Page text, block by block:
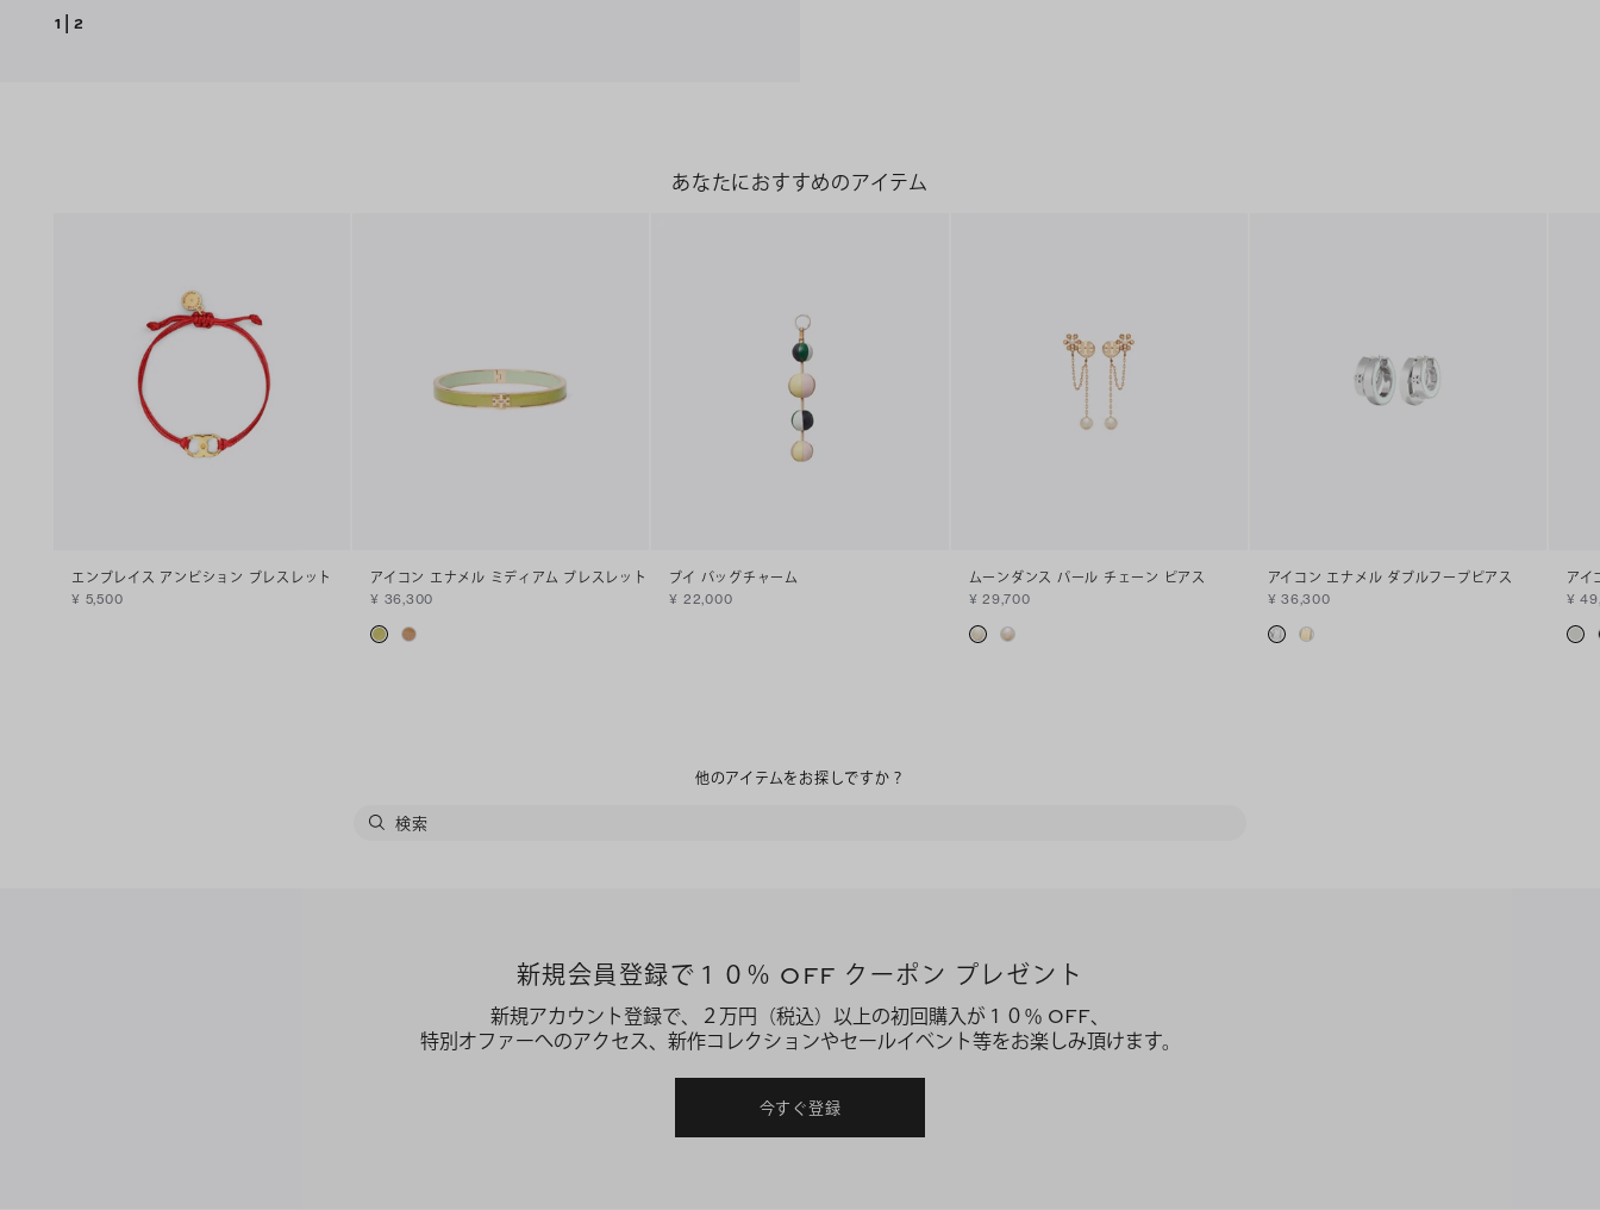
1 2
あなたにおすすめのアイテム
エンブレイス アンビション ブレスレット
¥ 5,500
アイコン エナメル ミディアム ブレスレット
¥ 36,300
ブイ バッグチャーム
¥ 22,000
ムーンダンス パール チェーン ピアス
¥ 29,700
アイコン エナメル ダブルフープピアス
¥ 36,300
アイ
¥
他のアイテムをお探しですか？
新規会員登録で１０％ OFF クーポン プレゼント
新規アカウント登録で、２万円（税込）以上の初回購入が１０％ OFF、
特別オファーへのアクセス、新作コレクションやセールイベント等をお楽しみ頂けます。
今すぐ登録